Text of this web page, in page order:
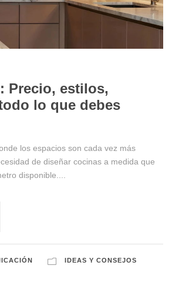
Precio, estilos,
lo que debes
los espacios son cada vez más
de diseñar cocinas a medida que
disponible....
IDEAS Y CONSEJOS